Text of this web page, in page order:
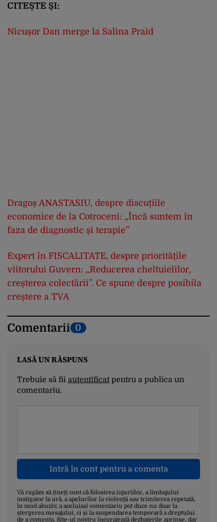
CITEȘTE ȘI:
Nicușor Dan merge la Salina Praid
Dragoș ANASTASIU, despre discuțiile
economice de la Cotroceni: „Încă suntem în
faza de diagnostic și terapie”
Expert în FISCALITATE, despre prioritățile
viitorului Guvern: „Reducerea cheltuielilor,
creșterea colectării”. Ce spune despre posibila
creștere a TVA
Comentarii 0
LASĂ UN RĂSPUNS
Trebuie să fii autentificatpentru a publica un
comentariu.
Intră în cont pentru a comenta
Vă rugăm să țineți cont că folosirea injuriilor, a limbajului
instigator la ură, a apelurilor la violență sau trimiterea repetată,
în mod abuziv, a aceluiași comentariu pot duce nu doar la
ștergerea mesajului, ci și la suspendarea temporară a dreptului
de a comenta. Site-ul nostru încurajează dezbaterile aprinse, dar